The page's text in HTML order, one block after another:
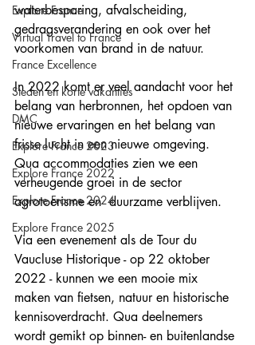
Explore France
Virtual Travel to France
France Excellence
Steden en korte vakanties
DMC
Explore France 2023
Explore France 2022
Explore France 2024
Explore France 2025
waterbesparing, afvalscheiding,
gedragsverandering en ook over het
voorkomen van brand in de natuur.
In 2022 komt er veel aandacht voor het
belang van herbronnen, het opdoen van
nieuwe ervaringen en het belang van
frisse lucht in een nieuwe omgeving.
Qua accommodaties zien we een
verheugende groei in de sector
agrotoerisme en  duurzame verblijven.
Via een evenement als de Tour du
Vaucluse Historique - op 22 oktober
2022 - kunnen we een mooie mix
maken van fietsen, natuur en historische
kennisoverdracht. Qua deelnemers
wordt gemikt op binnen- en buitenlandse